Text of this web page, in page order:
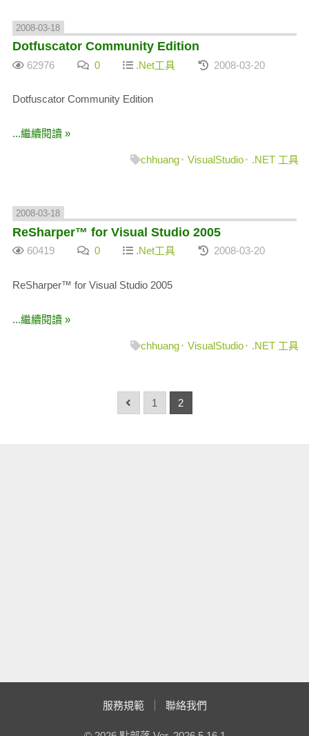
2008-03-18
Dotfuscator Community Edition
62976 0 .Net工具 2008-03-20
Dotfuscator Community Edition
...繼續閱讀 »
chhuang VisualStudio .NET 工具
2008-03-18
ReSharper™ for Visual Studio 2005
60419 0 .Net工具 2008-03-20
ReSharper™ for Visual Studio 2005
...繼續閱讀 »
chhuang VisualStudio .NET 工具
1 2
服務規範 聯絡我們